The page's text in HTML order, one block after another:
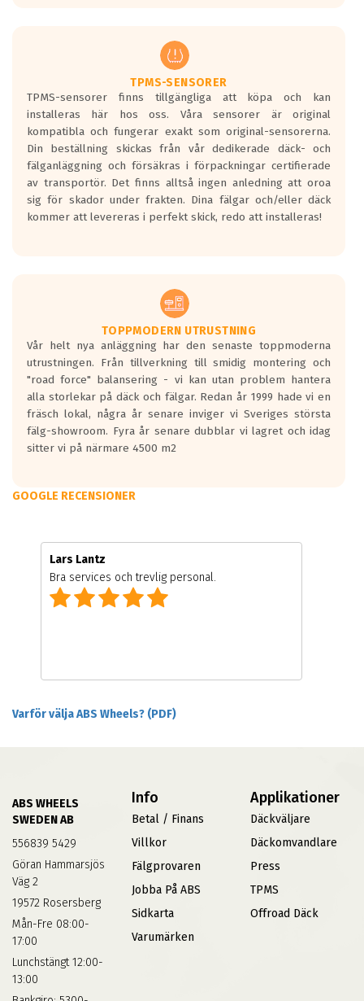
TPMS-SENSORER
TPMS-sensorer finns tillgängliga att köpa och kan
installeras här hos oss. Våra sensorer är original
kompatibla och fungerar exakt som original-sensorerna.
Din beställning skickas från vår dedikerade däck- och
fälganläggning och försäkras i förpackningar certifierade
av transportör. Det finns alltså ingen anledning att oroa
sig för skador under frakten. Dina fälgar och/eller däck
kommer att levereras i perfekt skick, redo att installeras!
TOPPMODERN UTRUSTNING
Vår helt nya anläggning har den senaste toppmoderna
utrustningen. Från tillverkning till smidig montering och
"road force" balansering - vi kan utan problem hantera
alla storlekar på däck och fälgar. Redan år 1999 hade vi en
fräsch lokal, några år senare inviger vi Sveriges största
fälg-showroom. Fyra år senare dubblar vi lagret och idag
sitter vi på närmare 4500 m2
GOOGLE RECENSIONER
Lars Lantz
Bra services och trevlig personal.
Varför välja ABS Wheels? (PDF)
ABS WHEELS
SWEDEN AB
556839 5429
Göran Hammarsjös
Väg 2
19572 Rosersberg
Mån-Fre 08:00-
17:00
Lunchstängt 12:00-
13:00
Info
Betal / Finans
Villkor
Fälgprovaren
Jobba På ABS
Sidkarta
Varumärken
Applikationer
Däckväljare
Däckomvandlare
Press
TPMS
Offroad Däck